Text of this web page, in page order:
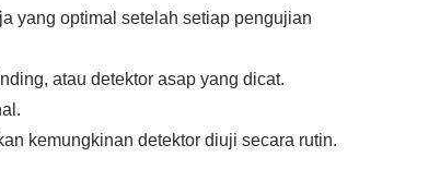
yang optimal setelah setiap pengujian
atau detektor asap yang dicat.
kemungkinan detektor diuji secara rutin.